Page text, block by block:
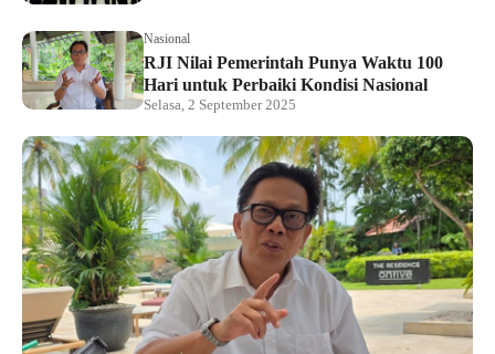
Nasional
RJI Nilai Pemerintah Punya Waktu 100
Hari untuk Perbaiki Kondisi Nasional
Selasa, 2 September 2025